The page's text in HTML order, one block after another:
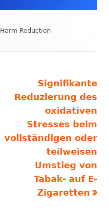
Kategorien
Harm Reduction
Nächster
Beitrag
Signifikante
Reduzierung des
oxidativen
Stresses beim
vollständigen oder
teilweisen
Umstieg von
Tabak- auf E-
Zigaretten